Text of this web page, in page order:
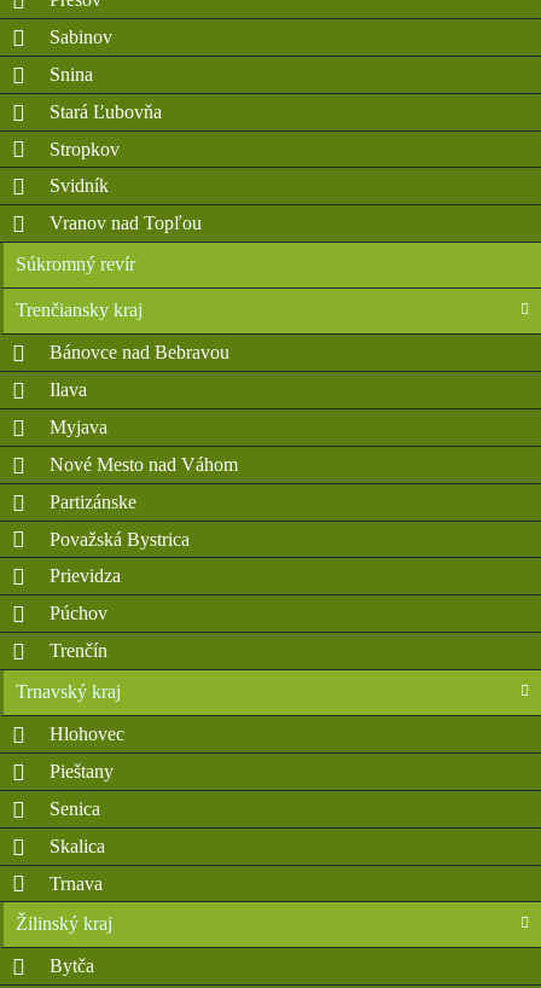
Sabinov
Snina
Stará Ľubovňa
Stropkov
Svidník
Vranov nad Topľou
Súkromný revír
Trenčiansky kraj
Bánovce nad Bebravou
Ilava
Myjava
Nové Mesto nad Váhom
Partizánske
Považská Bystrica
Prievidza
Púchov
Trenčín
Trnavský kraj
Hlohovec
Pieštany
Senica
Skalica
Trnava
Žilinský kraj
Bytča